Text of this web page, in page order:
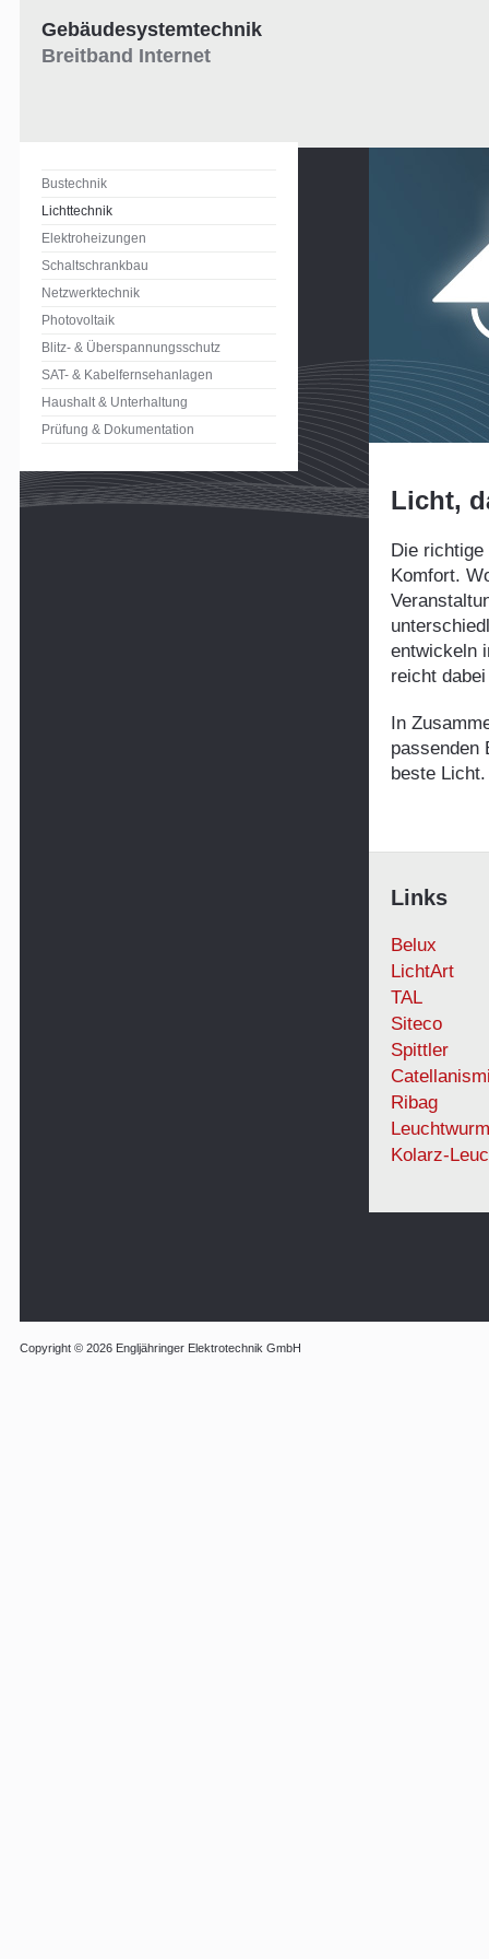
Gebäudesystemtechnik
Breitband Internet
Bustechnik
Lichttechnik
Elektroheizungen
Schaltschrankbau
Netzwerktechnik
Photovoltaik
Blitz- & Überspannungsschutz
SAT- & Kabelfernsehanlagen
Haushalt & Unterhaltung
Prüfung & Dokumentation
Licht,
Die
Komfort.
entwickeln
reicht
In
passenden
beste Licht.
Links
Belux
LichtArt
TAL
Siteco
Spittler
Ribag
Leuchtwurm
Kolarz-
Copyright © 2026 Engljähringer Elektrotechnik GmbH